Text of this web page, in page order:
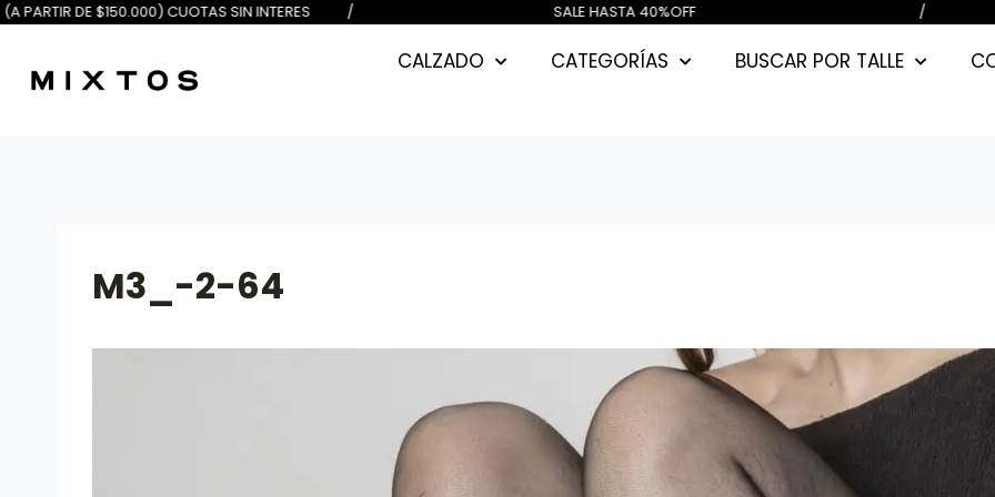
$100.000) 6 (A PARTIR DE $150.000) CUOTAS SIN INTERES / SALE
CALZADO CATEGORÍAS BUSCAR POR TALLE
M3_-2-64